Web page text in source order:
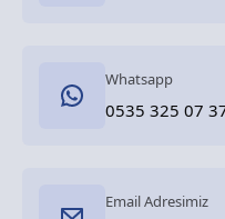
Whatsapp
0535 325 07
Email Adresimiz